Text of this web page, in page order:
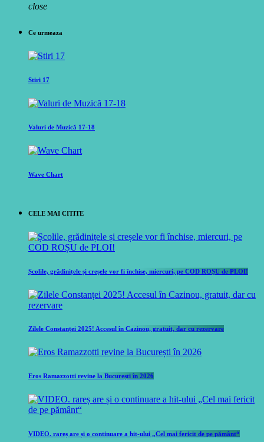
close
Ce urmeaza
Stiri 17
Valuri de Muzică 17-18
Wave Chart
CELE MAI CITITE
Școlile, grădinițele și creșele vor fi închise, miercuri, pe COD ROȘU de PLOI!
Zilele Constanței 2025! Accesul în Cazinou, gratuit, dar cu rezervare
Eros Ramazzotti revine la București în 2026
VIDEO. rareș are și o continuare a hit-ului „Cel mai fericit de pe pământ“